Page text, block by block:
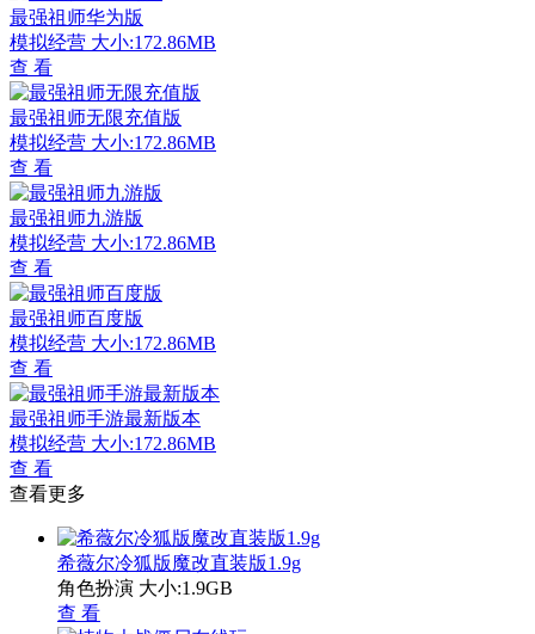
最强祖师华为版
模拟经营 大小:172.86MB
查 看
最强祖师无限充值版
模拟经营 大小:172.86MB
查 看
最强祖师九游版
模拟经营 大小:172.86MB
查 看
最强祖师百度版
模拟经营 大小:172.86MB
查 看
最强祖师手游最新版本
模拟经营 大小:172.86MB
查 看
查看更多
希薇尔冷狐版魔改直装版1.9g
角色扮演 大小:1.9GB
查 看